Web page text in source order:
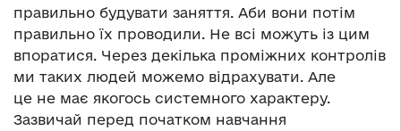
правильно будувати заняття. Аби вони потім
правильно їх проводили. Не всі можуть із цим
впоратися. Через декілька проміжних контролів
ми таких людей можемо відрахувати. Але
це не має якогось системного характеру.
Зазвичай перед початком навчання